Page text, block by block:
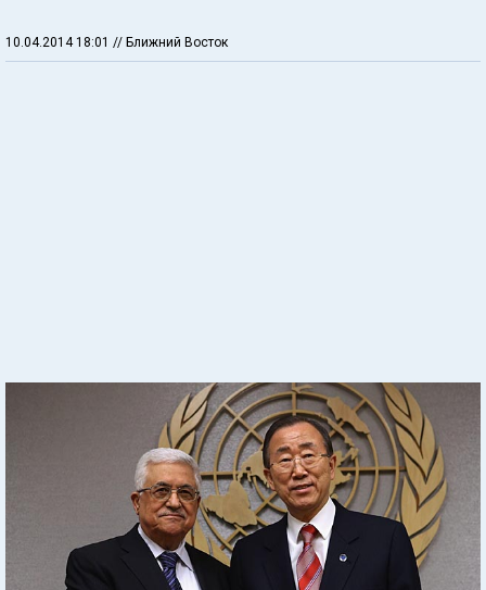
10.04.2014 18:01 // Ближний Восток